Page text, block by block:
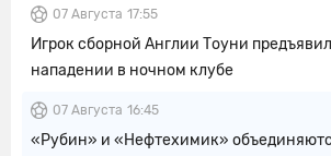
07 Августа 17:55
Игрок сборной Англии Тоуни
нападении в ночном клубе
07 Августа 16:45
«Рубин» и «Нефтехимик»